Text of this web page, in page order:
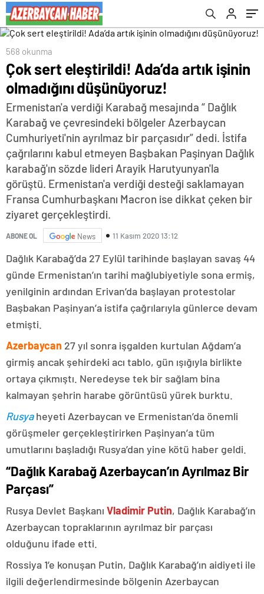
568 okunma
Çok sert eleştirildi! Ada’da artık işinin
olmadığını düşünüyoruz!
Ermenistan'a verdiği Karabağ mesajında “ Dağlık
Karabağ ve çevresindeki bölgeler Azerbaycan
Cumhuriyeti'nin ayrılmaz bir parçasıdır” dedi. İstifa
çağrılarını kabul etmeyen Başbakan Paşinyan Dağlık
karabağ'ın sözde lideri Arayik Harutyunyan'la
görüştü. Ermenistan'a verdiği desteği saklamayan
Fransa Cumhurbaşkanı Macron ise dikkat çeken bir
ziyaret gerçekleştirdi.
ABONE OL News 11 Kasım 2020 13:12
Dağlık Karabağ’da 27 Eylül tarihinde başlayan savaş 44
günde Ermenistan’ın tarihi mağlubiyetiyle sona ermiş,
yenilginin ardından Erivan’da başlayan protestolar
Başbakan Paşinyan’a istifa çağrılarıyla günlerce devam
etmişti.
Azerbaycan 27 yıl sonra işgalden kurtulan Ağdam’a
girmiş ancak şehirdeki acı tablo, gün ışığıyla birlikte
ortaya çıkmıştı. Neredeyse tek bir sağlam bina
kalmayan şehrin harabe görüntüsü yürek burktu.
Rusyaheyeti Azerbaycan ve Ermenistan’da önemli
görüşmeler gerçekleştirirken Paşinyan’a tüm
umutlarını başladığı Rusya’dan yine kötü haber geldi.
“Dağlık Karabağ Azerbaycan’ın Ayrılmaz Bir
Parçası”
Rusya Devlet Başkanı Vladimir Putin, Dağlık Karabağ’ın
Azerbaycan topraklarının ayrılmaz bir parçası
olduğunu ifade etti.
Rossiya 1’e konuşan Putin, Dağlık Karabağ’ın aidiyeti ile
ilgili değerlendirmesinde bölgenin Azerbaycan